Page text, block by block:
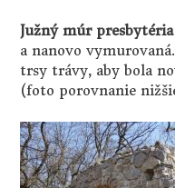
Južný múr presbytéria
a nanovo
trsy trávy, aby bola
(foto porovnanie